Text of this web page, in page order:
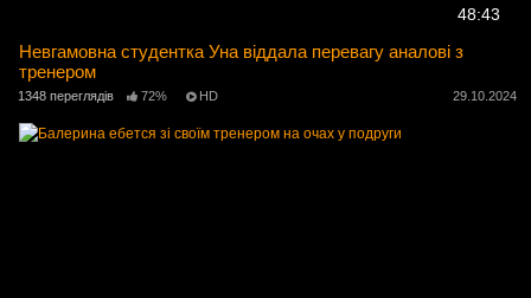
48:43
Невгамовна студентка Уна віддала перевагу аналові з
тренером
1348 переглядів 72% HD 29.10.2024